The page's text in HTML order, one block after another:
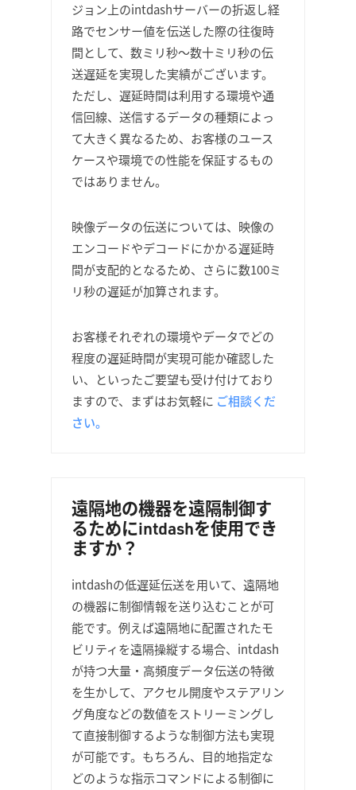
ジョン上のintdashサーバーの折返し経
路でセンサー値を伝送した際の往復時
間として、数ミリ秒〜数十ミリ秒の伝
送遅延を実現した実績がございます。
ただし、遅延時間は利用する環境や通
信回線、送信するデータの種類によっ
て大きく異なるため、お客様のユース
ケースや環境での性能を保証するもの
ではありません。
映像データの伝送については、映像の
エンコードやデコードにかかる遅延時
間が支配的となるため、さらに数100ミ
リ秒の遅延が加算されます。
お客様それぞれの環境やデータでどの
程度の遅延時間が実現可能か確認した
い、といったご要望も受け付けており
ますので、まずはお気軽に ご相談くだ
さい。
遠隔地の機器を遠隔制御す
るためにintdashを使用でき
ますか？
intdashの低遅延伝送を用いて、遠隔地
の機器に制御情報を送り込むことが可
能です。例えば遠隔地に配置されたモ
ビリティを遠隔操縦する場合、intdash
が持つ大量・高頻度データ伝送の特徴
を生かして、アクセル開度やステアリン
グ角度などの数値をストリーミングし
て直接制御するような制御方法も実現
が可能です。もちろん、目的地指定な
どのような指示コマンドによる制御に